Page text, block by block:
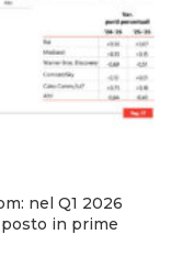
nel Q1 2026
in prime